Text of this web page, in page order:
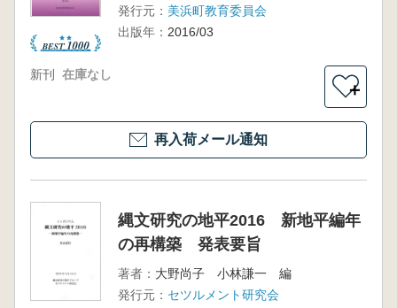
発行元： 美浜町教育委員会
出版年： 2016/03
新刊 在庫なし
＋
再入荷メール通知
縄文研究の地平2016 新地平編年
の再構築 発表要旨
著者： 大野尚子 小林謙一 編
発行元： セツルメント研究会